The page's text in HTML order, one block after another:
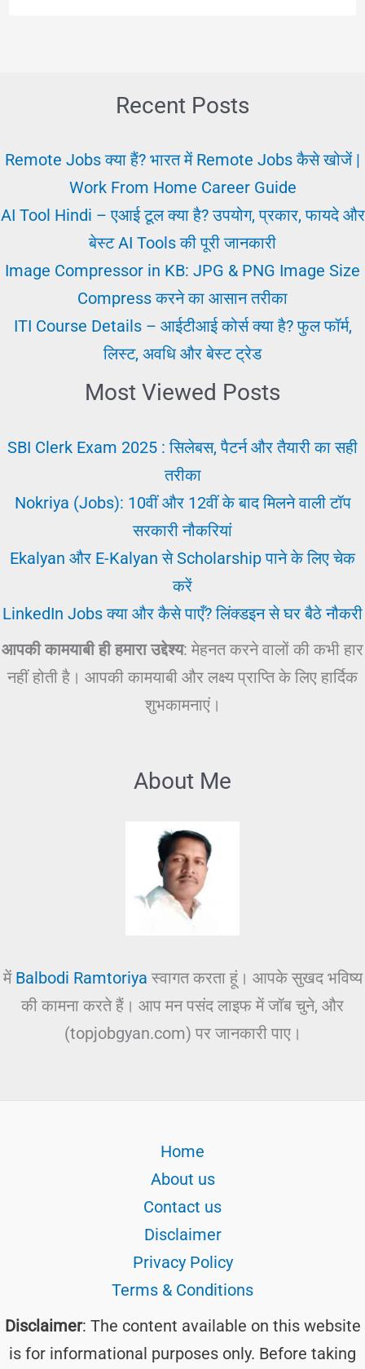
Jaldi
Karna
अर्जेंट
पाये
Recent Posts
Remote Jobs क्या हैं? भारत में Remote Jobs कैसे खोजें |
Work From Home Career Guide
AI Tool Hindi – एआई टूल क्या है? उपयोग, प्रकार, फायदे और
बेस्ट AI Tools की पूरी जानकारी
Image Compressor in KB: JPG & PNG Image Size
Compress करने का आसान तरीका
ITI Course Details – आईटीआई कोर्स क्या है? फुल फॉर्म,
लिस्ट, अवधि और बेस्ट ट्रेड
Most Viewed Posts
SBI Clerk Exam 2025 : सिलेबस, पैटर्न और तैयारी का सही
तरीका
Nokriya (Jobs): 10वीं और 12वीं के बाद मिलने वाली टॉप
सरकारी नौकरियां
Ekalyan और E-Kalyan से Scholarship पाने के लिए चेक
करें
LinkedIn Jobs क्या और कैसे पाएँ? लिंक्डइन से घर बैठे नौकरी
आपकी कामयाबी ही हमारा उद्देश्य: मेहनत करने वालों की कभी हार
नहीं होती है। आपकी कामयाबी और लक्ष्य प्राप्ति के लिए हार्दिक
शुभकामनाएं।
About Me
में Balbodi Ramtoriya स्वागत करता हूं। आपके सुखद भविष्य
की कामना करते हैं। आप मन पसंद लाइफ में जॉब चुने, और
(topjobgyan.com) पर जानकारी पाए।
Home
About us
Contact us
Disclaimer
Privacy Policy
Terms & Conditions
Disclaimer: The content available on this website
is for informational purposes only. Before taking